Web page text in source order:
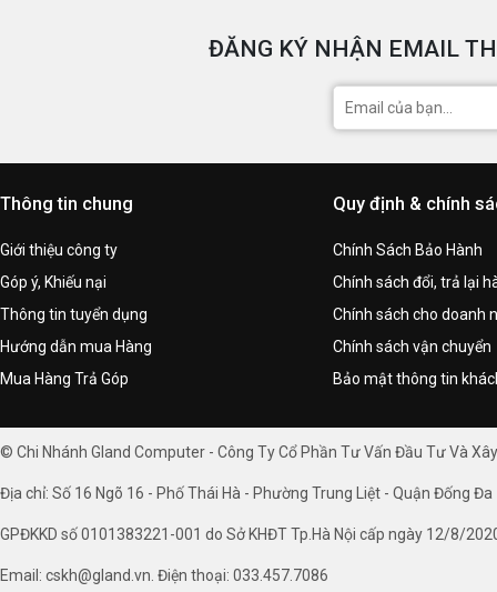
ĐĂNG KÝ NHẬN EMAIL
Thông tin chung
Giới thiệu công ty
Góp ý, Khiếu nại
Thông tin tuyển dụng
Hướng dẫn mua Hàng
Mua Hàng Trả Góp
Quy định & chính
Chính Sách Bảo Hành
Chính sách đổi, trả lại
Chính sách cho doanh
Chính sách vận chuyển
Bảo mật thông tin
© Chi Nhánh Gland Computer - Công Ty Cổ Phần Tư Vấn Đầu Tư Và
Địa chỉ: Số 16 Ngõ 16 - Phố Thái Hà - Phường Trung Liệt - Quận Đống Đa
GPĐKKD số 0101383221-001 do Sở KHĐT Tp.Hà Nội cấp ngày 12/8/
Email: cskh@gland.vn. Điện thoại: 033.457.7086